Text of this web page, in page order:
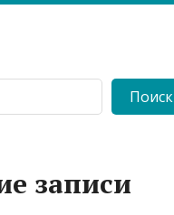
Поиск
записи